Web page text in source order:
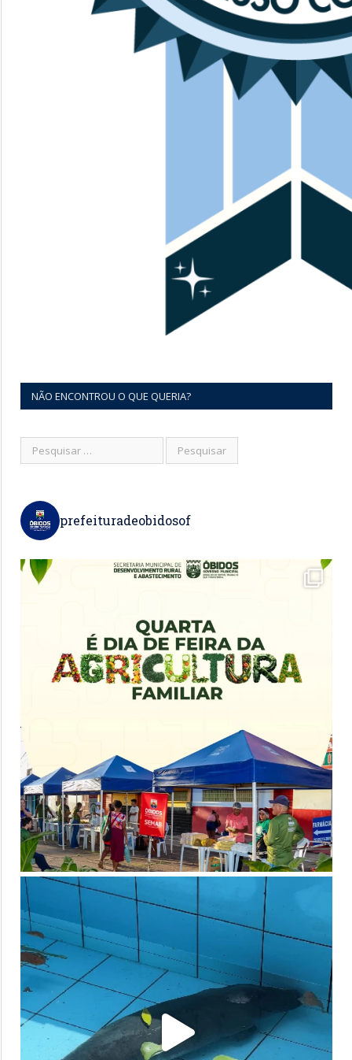
NÃO ENCONTROU O QUE QUERIA?
prefeituradeobidosof